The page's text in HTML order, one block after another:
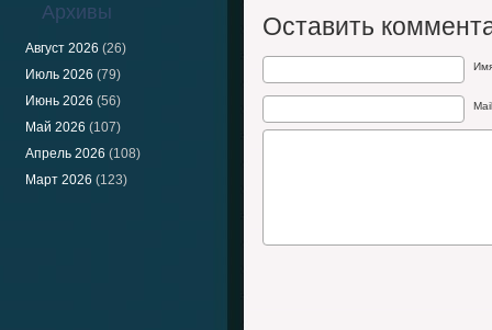
Архивы
Август 2026 (26)
Июль 2026 (79)
Июнь 2026 (56)
Май 2026 (107)
Апрель 2026 (108)
Март 2026 (123)
Оставить